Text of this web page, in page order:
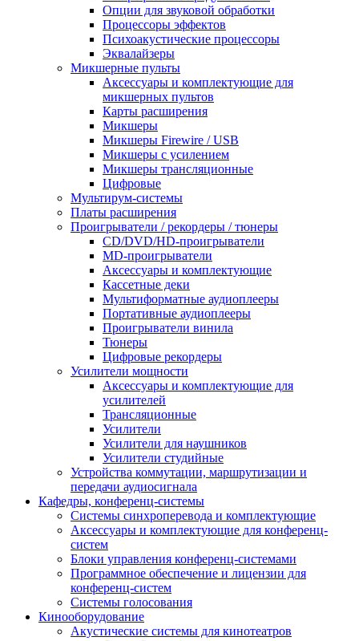
Опции для звуковой обработки
Процессоры эффектов
Психоакустические процессоры
Эквалайзеры
Микшерные пульты
Аксессуары и комплектующие для
микшерных пультов
Карты расширения
Микшеры
Микшеры Firewire / USB
Микшеры с усилением
Микшеры трансляционные
Цифровые
Мультирум-системы
Платы расширения
Проигрыватели / рекордеры / тюнеры
CD/DVD/HD-проигрыватели
MD-проигрыватели
Аксессуары и комплектующие
Кассетные деки
Мультиформатные аудиоплееры
Портативные аудиоплееры
Проигрыватели винила
Тюнеры
Цифровые рекордеры
Усилители мощности
Аксессуары и комплектующие для
усилителей
Трансляционные
Усилители
Усилители для наушников
Усилители студийные
Устройства коммутации, маршрутизации и
передачи аудиосигнала
Кафедры, конференц-системы
Cистемы синхроперевода и комплектующие
Аксессуары и комплектующие для конференц-
систем
Блоки управления конференц-системами
Программное обеспечение и лицензии для
конференц-систем
Системы голосования
Кинооборудование
Акустические системы для кинотеатров